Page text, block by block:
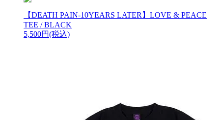
【DEATH PAIN-10YEARS LATER】LOVE & PEACE
TEE / BLACK
5,500円(税込)